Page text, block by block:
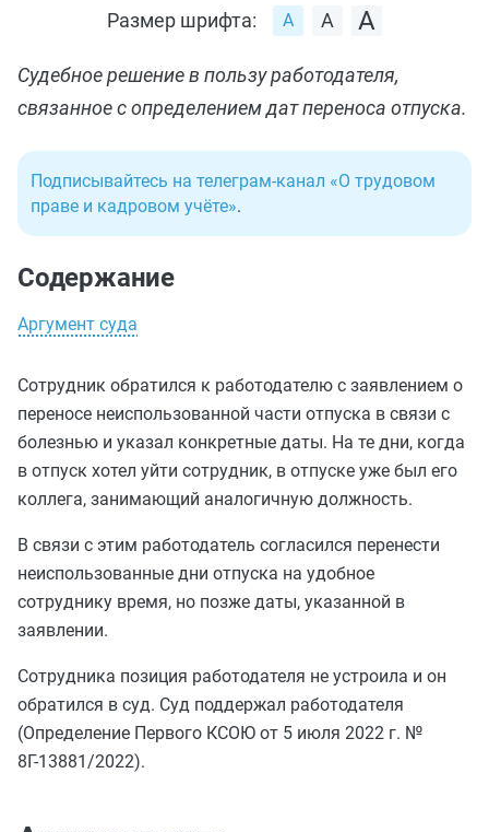
Размер шрифта:
Судебное решение в пользу работодателя,
связанное с определением дат переноса отпуска.
Подписывайтесь на телеграм-канал «О трудовом
праве и кадровом учёте».
Содержание
Аргумент суда
Сотрудник обратился к работодателю с заявлением о
переносе неиспользованной части отпуска в связи с
болезнью и указал конкретные даты. На те дни, когда
в отпуск хотел уйти сотрудник, в отпуске уже был его
коллега, занимающий аналогичную должность.
В связи с этим работодатель согласился перенести
неиспользованные дни отпуска на удобное
сотруднику время, но позже даты, указанной в
заявлении.
Сотрудника позиция работодателя не устроила и он
обратился в суд. Суд поддержал работодателя
(Определение Первого КСОЮ от 5 июля 2022 г. №
8Г-13881/2022).